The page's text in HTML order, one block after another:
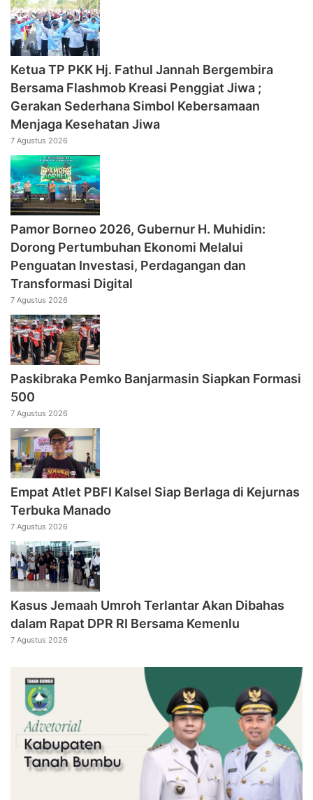
‎Ketua TP PKK Hj. Fathul Jannah Bergembira
Bersama Flashmob Kreasi Penggiat Jiwa ;
Gerakan Sederhana Simbol Kebersamaan
Menjaga Kesehatan Jiwa
7 Agustus 2026
Pamor Borneo 2026, Gubernur H. Muhidin:
Dorong Pertumbuhan Ekonomi Melalui
Penguatan Investasi, Perdagangan dan
Transformasi Digital
7 Agustus 2026
Paskibraka Pemko Banjarmasin Siapkan Formasi
500
7 Agustus 2026
Empat Atlet PBFI Kalsel Siap Berlaga di Kejurnas
Terbuka Manado
7 Agustus 2026
Kasus Jemaah Umroh Terlantar Akan Dibahas
dalam Rapat DPR RI Bersama Kemenlu
7 Agustus 2026